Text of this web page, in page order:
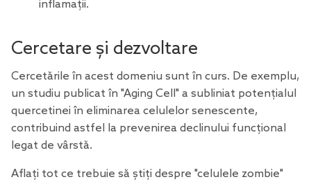
inflamații.
Cercetare și dezvoltare
Cercetările în acest domeniu sunt în curs. De exemplu,
un studiu publicat în "Aging Cell" a subliniat potențialul
quercetinei în eliminarea celulelor senescente,
contribuind astfel la prevenirea declinului funcțional
legat de vârstă.
Aflați tot ce trebuie să știți despre "celulele zombie"